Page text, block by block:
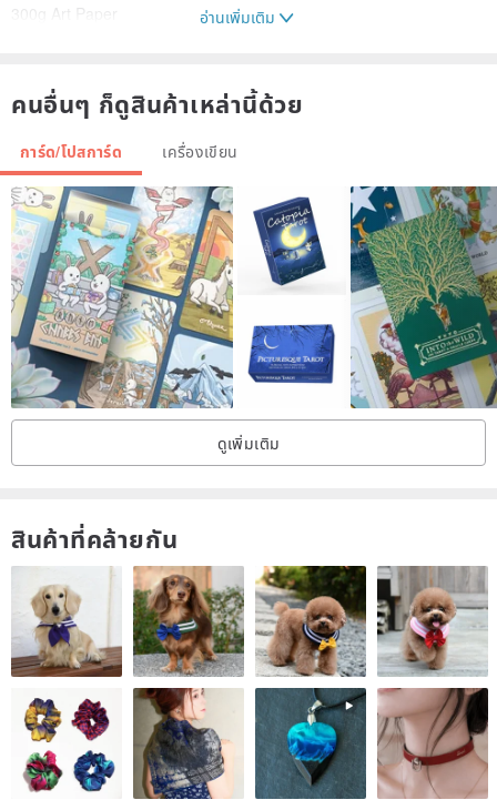
300g Art Paper
Digital Double-Sided Printing
อ่านเพิ่มเติม
คนอื่นๆ ก็ดูสินค้าเหล่านี้ด้วย
การ์ด/โปสการ์ด เครื่องเขียน
ดูเพิ่มเติม
สินค้าที่คล้ายกัน